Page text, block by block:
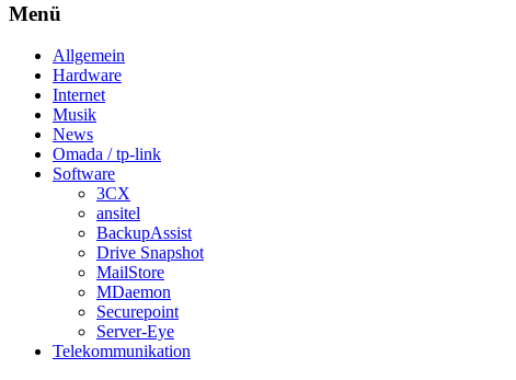
Menü
Allgemein
Hardware
Internet
Musik
News
Omada / tp-link
Software
3CX
ansitel
BackupAssist
Drive Snapshot
MailStore
MDaemon
Securepoint
Server-Eye
Telekommunikation